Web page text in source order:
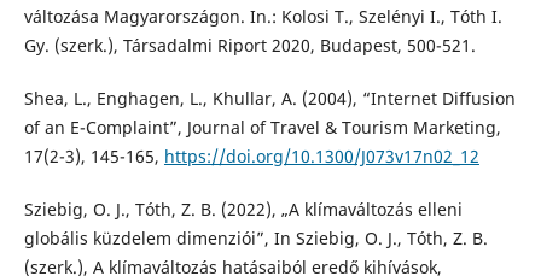
változása Magyarországon. In.: Kolosi T., Szelényi I., Tóth I.
Gy. (szerk.), Társadalmi Riport 2020, Budapest, 500-521.
Shea, L., Enghagen, L., Khullar, A. (2004), “Internet Diffusion
of an E-Complaint”, Journal of Travel & Tourism Marketing,
17(2-3), 145-165, https://doi.org/10.1300/J073v17n02_12
Sziebig, O. J., Tóth, Z. B. (2022), „A klímaváltozás elleni
globális küzdelem dimenziói”, In Sziebig, O. J., Tóth, Z. B.
(szerk.), A klímaváltozás hatásaiból eredő kihívások,